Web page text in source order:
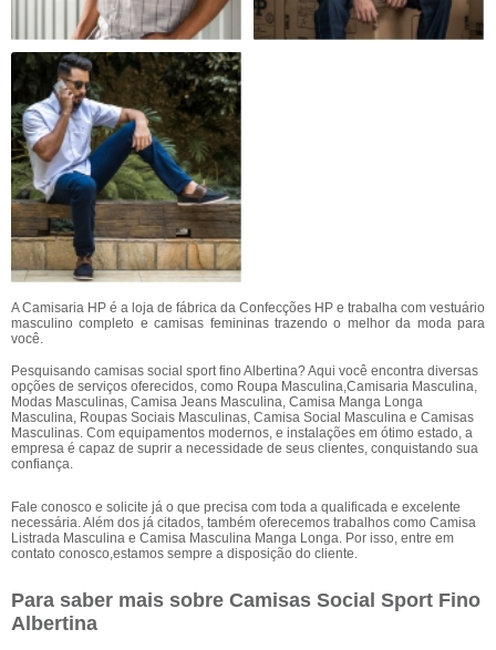
A Camisaria HP é a loja de fábrica da Confecções HP e trabalha com vestuário
masculino completo e camisas femininas trazendo o melhor da moda para
você.
Pesquisando camisas social sport fino Albertina? Aqui você encontra diversas
opções de serviços oferecidos, como Roupa Masculina,Camisaria Masculina,
Modas Masculinas, Camisa Jeans Masculina, Camisa Manga Longa
Masculina, Roupas Sociais Masculinas, Camisa Social Masculina e Camisas
Masculinas. Com equipamentos modernos, e instalações em ótimo estado, a
empresa é capaz de suprir a necessidade de seus clientes, conquistando sua
confiança.
Fale conosco e solicite já o que precisa com toda a qualificada e excelente
necessária. Além dos já citados, também oferecemos trabalhos como Camisa
Listrada Masculina e Camisa Masculina Manga Longa. Por isso, entre em
contato conosco,estamos sempre a disposição do cliente.
Para saber mais sobre Camisas Social Sport Fino
Albertina